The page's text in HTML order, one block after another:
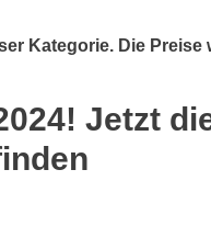
Kategorie. Die Preise
Jetzt